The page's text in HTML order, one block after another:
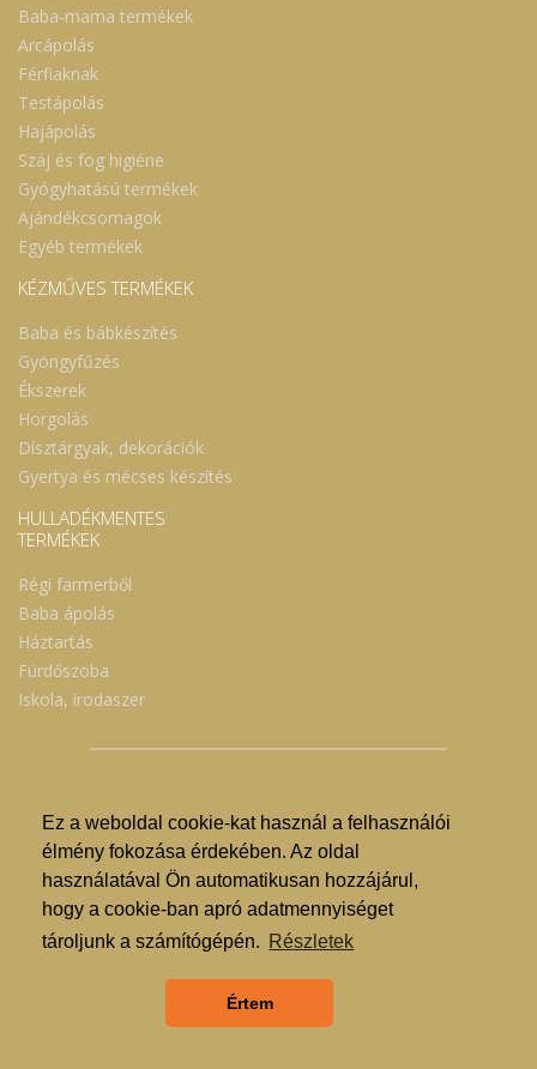
Ez a weboldal cookie-kat használ a felhasználói
élmény fokozása érdekében. Az oldal
használatával Ön automatikusan hozzájárul,
hogy a cookie-ban apró adatmennyiséget
tároljunk a számítógépén. Részletek
Értem
Baba-mama termékek
Arcápolás
Férfiaknak
Testápolás
Hajápolás
Száj és fog higiéne
Gyógyhatású termékek
Ajándékcsomagok
Egyéb termékek
KÉZMŰVES TERMÉKEK
Baba és bábkészítés
Gyöngyfűzés
Ékszerek
Horgolás
Dísztárgyak, dekorációk
Gyertya és mécses készítés
HULLADÉKMENTES
TERMÉKEK
Régi farmerből
Baba ápolás
Háztartás
Fürdőszoba
Iskola, irodaszer
© Nyíregyházi Kosár Közösség 2019.
Hogyan lehet vásárolni?
GDPR
ÁSZF